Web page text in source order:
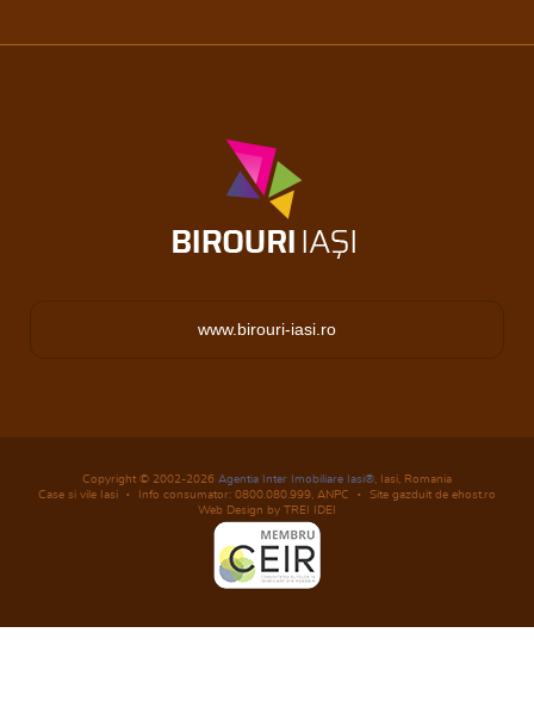
www.birouri-iasi.ro
Copyright © 2002-2026 Agentia Inter Imobiliare Iasi® , Iasi, Romania
Case si vile Iasi
Info consumator: 0800.080.999, ANPC
Site gazduit de ehost.ro
Web Design by TREI IDEI